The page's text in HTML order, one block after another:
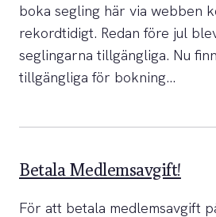
boka segling här via webben
rekordtidigt. Redan före jul
seglingarna tillgängliga. Nu
tillgängliga för bokning…
Betala Medlemsavgift!
För att betala medlemsavgift